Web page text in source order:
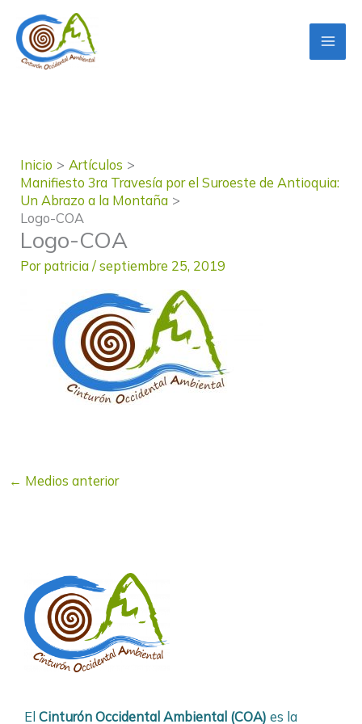
contenido
Inicio
Artículos
Manifiesto 3ra Travesía por el Suroeste de Antioquia:
Un Abrazo a la Montaña
Logo-COA
Logo-COA
Por patricia/septiembre 25, 2019
← Medios anterior
El Cinturón Occidental Ambiental (COA) es la